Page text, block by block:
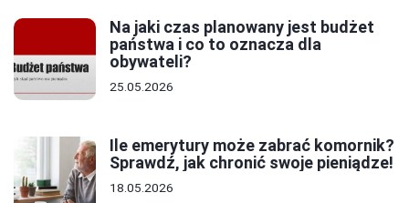
Na jaki czas planowany jest budżet
państwa i co to oznacza dla
obywateli?
25.05.2026
Ile emerytury może zabrać komornik?
Sprawdź, jak chronić swoje pieniądze!
18.05.2026